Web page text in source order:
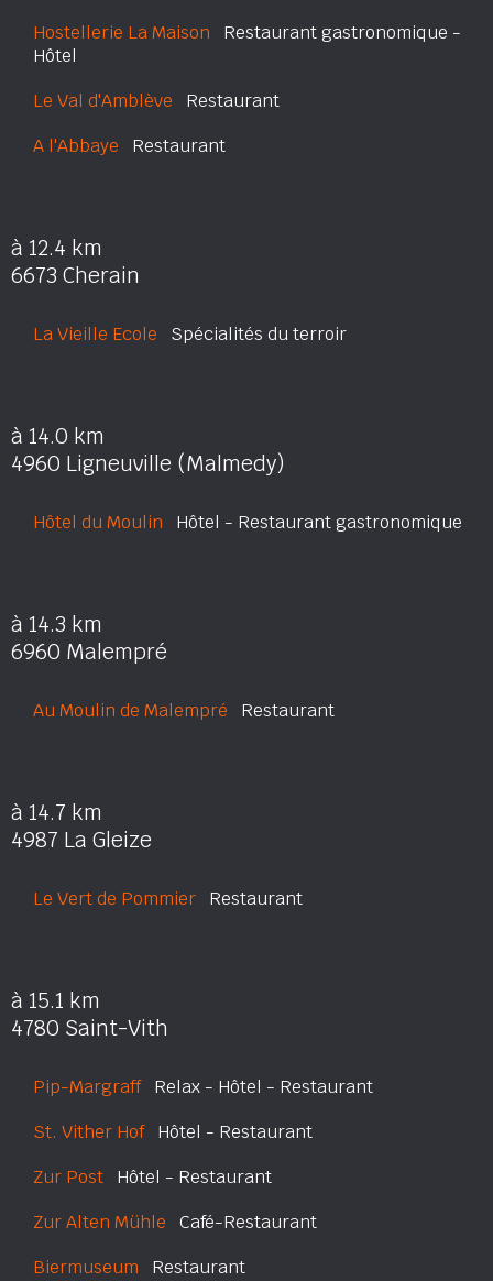
Hostellerie La Maison Restaurant gastronomique -
Hôtel
Le Val d'Amblève Restaurant
A l'Abbaye Restaurant
à 12.4 km
6673 Cherain
La Vieille Ecole Spécialités du terroir
à 14.0 km
4960 Ligneuville (Malmedy)
Hôtel du Moulin Hôtel - Restaurant gastronomique
à 14.3 km
6960 Malempré
Au Moulin de Malempré Restaurant
à 14.7 km
4987 La Gleize
Le Vert de Pommier Restaurant
à 15.1 km
4780 Saint-Vith
Pip-MargraffRelax - Hôtel - Restaurant
St. Vither HofHôtel - Restaurant
Zur Post Hôtel - Restaurant
Zur Alten Mühle Café-Restaurant
Biermuseum Restaurant